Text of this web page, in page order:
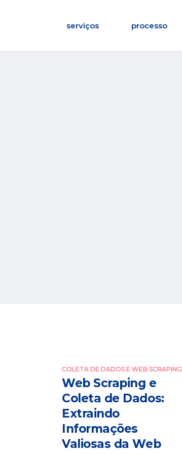
serviços processo
COLETA DE DADOS E WEB SCRAPING
Web Scraping e
Coleta de Dados:
Extraindo
Informações
Valiosas da Web